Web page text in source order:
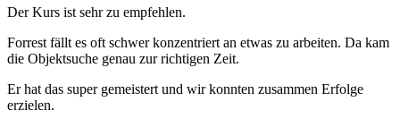
Der Kurs ist sehr zu empfehlen.
Forrest fällt es oft schwer konzentriert an etwas zu arbeiten. Da kam
die Objektsuche genau zur richtigen Zeit.
Er hat das super gemeistert und wir konnten zusammen Erfolge
erzielen.